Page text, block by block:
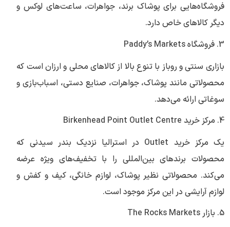
فروشگاه‌هایی برای پوشاک برند، جواهرات، ساعت‌های لوکس و
دیگر کالاهای خاص دارد.
3. فروشگاه Paddy’s Markets
بازاری سنتی و روباز با تنوع بالا از کالاهای محلی و ارزان است که
محصولاتی مانند پوشاک، جواهرات، صنایع دستی، اسباب‌بازی و
سوغاتی ارائه می‌دهد.
4. مرکز خرید Birkenhead Point Outlet Centre
یک مرکز خرید Outlet در استرالیا نزدیک بندر سیدنی که
محصولات برندهای بین‌المللی را با تخفیف‌های ویژه عرضه
می‌کند. محصولاتی نظیر پوشاک، لوازم خانگی، کیف و کفش و
لوازم آرایشی در این مرکز موجود است.
5. بازار The Rocks Markets